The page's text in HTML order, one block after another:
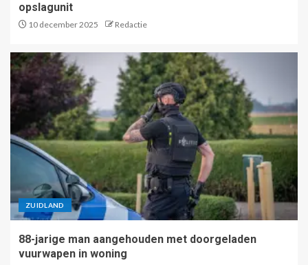
opslagunit
10 december 2025 Redactie
ZUIDLAND
88-jarige man aangehouden met doorgeladen
vuurwapen in woning